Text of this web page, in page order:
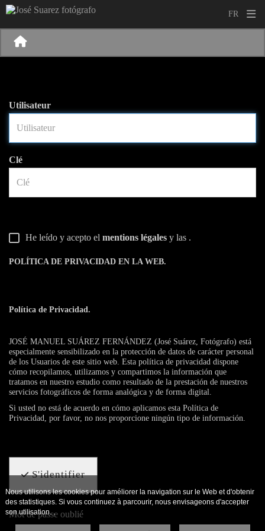
Utilisateur
Clé
He leído y acepto el mentions légales y las .
POLÍTICA DE PRIVACIDAD EN LA WEB.
Política de Privacidad.
JOSÉ MANUEL SUÁREZ FERNÁNDEZ (José Suárez, Fotógrafo) está
especialmente sensibilizado en la protección de datos de carácter personal
de los Usuarios de este sitio web. Esta política de privacidad dispone
cómo recopilamos, utilizamos y compartimos la información que
tratamos en nuestro estudio como resultado de la prestación de nuestros
servicios fotográficos de forma analógica y de forma digital.
Si usted no está de acuerdo en cómo aplicamos esta Política de
Privacidad, por favor, no nos proporcione ningún tipo de información.
S'identifier
Mot de passe oublié
Nous utilisons les cookies pour améliorer la navigation sur le Web et d'obtenir
des statistiques. Si vous continuez à parcourir, nous envisageons d'accepter
son utilisation. .